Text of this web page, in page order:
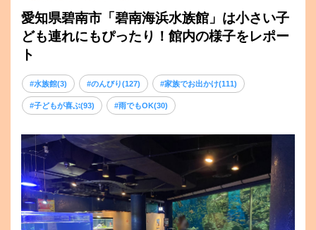
愛知県碧南市「碧南海浜水族館」は小さい子
ども連れにもぴったり！館内の様子をレポー
ト
#水族館(3) #のんびり(127) #家族でお出かけ(111)
#子どもが喜ぶ(93) #雨でもOK(30)